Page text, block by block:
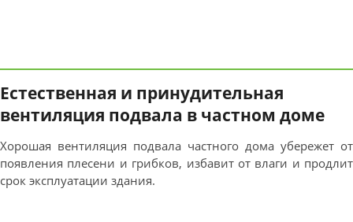
Естественная и принудительная
вентиляция подвала в частном доме
Хорошая вентиляция подвала частного дома убережет от
появления плесени и грибков, избавит от влаги и продлит
срок эксплуатации здания.